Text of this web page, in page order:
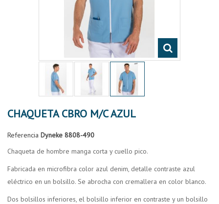
CHAQUETA CBRO M/C AZUL
Referencia Dyneke 8808-490
Chaqueta de hombre manga corta y cuello pico.
Fabricada en microfibra color azul denim, detalle contraste azul
eléctrico en un bolsillo. Se abrocha con cremallera en color blanco.
Dos bolsillos inferiores, el bolsillo inferior en contraste y un bolsillo